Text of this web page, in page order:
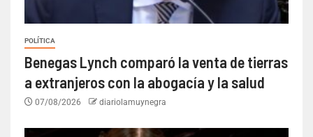
POLÍTICA
Benegas Lynch comparó la venta de tierras
a extranjeros con la abogacía y la salud
07/08/2026 diariolamuynegra